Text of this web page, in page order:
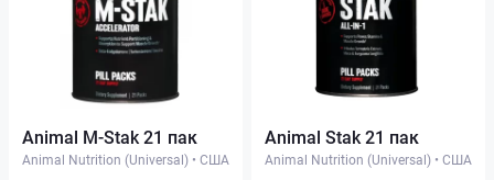
Animal M-Stak 21 пак
Animal Nutrition (Universal) • США
Animal Stak 21 пак
Animal Nutrition (Universal) • США